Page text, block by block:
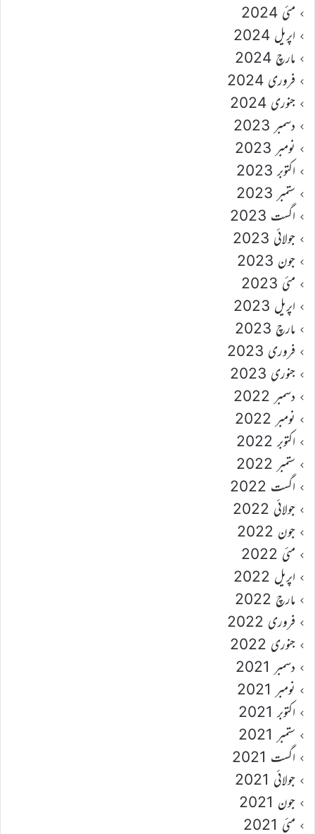
مئی 2024
اپریل 2024
مارچ 2024
فروری 2024
جنوری 2024
دسمبر 2023
نومبر 2023
اکتوبر 2023
ستمبر 2023
اگست 2023
جولائی 2023
جون 2023
مئی 2023
اپریل 2023
مارچ 2023
فروری 2023
جنوری 2023
دسمبر 2022
نومبر 2022
اکتوبر 2022
ستمبر 2022
اگست 2022
جولائی 2022
جون 2022
مئی 2022
اپریل 2022
مارچ 2022
فروری 2022
جنوری 2022
دسمبر 2021
نومبر 2021
اکتوبر 2021
ستمبر 2021
اگست 2021
جولائی 2021
جون 2021
مئی 2021